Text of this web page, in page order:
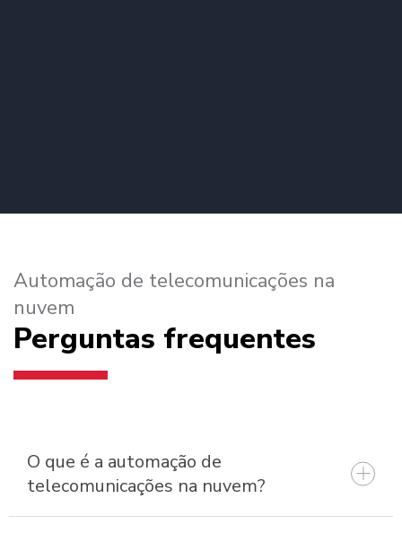
Automação de telecomunicações na
nuvem
Perguntas frequentes
O que é a automação de
telecomunicações na nuvem?